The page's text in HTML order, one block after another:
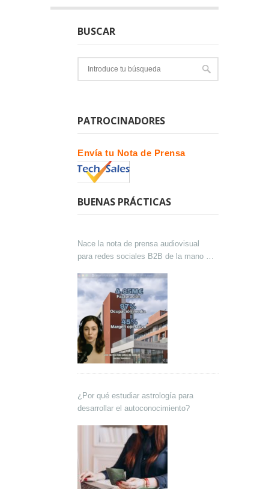
BUSCAR
PATROCINADORES
Envía tu Nota de Prensa
BUENAS PRÁCTICAS
Nace la nota de prensa audiovisual
para redes sociales B2B de la mano de
¿Por qué estudiar astrología para
desarrollar el autoconocimiento?